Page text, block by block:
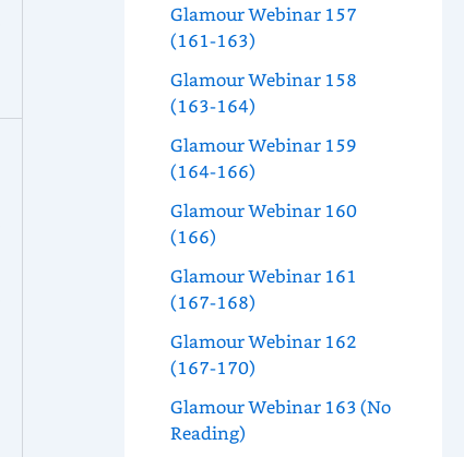
Glamour Webinar 157
(161-163)
Glamour Webinar 158
(163-164)
Glamour Webinar 159
(164-166)
Glamour Webinar 160
(166)
Glamour Webinar 161
(167-168)
Glamour Webinar 162
(167-170)
Glamour Webinar 163 (No
Reading)